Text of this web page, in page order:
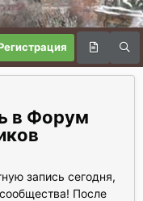
Форум
запись сегодня,
После